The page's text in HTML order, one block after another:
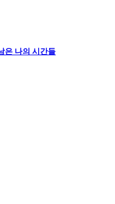
은 나의 시간들